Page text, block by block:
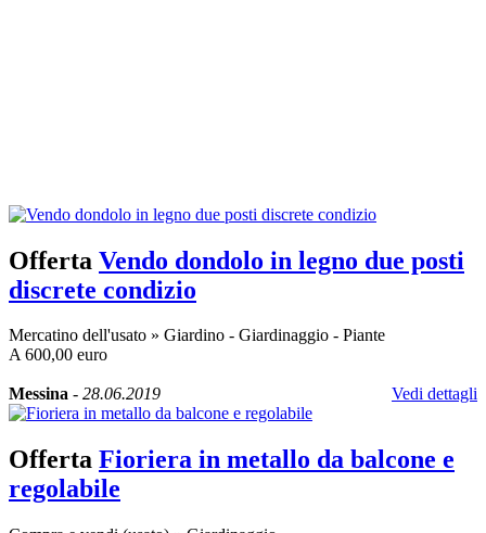
Offerta Vendo dondolo in legno due posti
discrete condizio
Mercatino dell'usato » Giardino - Giardinaggio - Piante
A 600,00 euro
Messina - 28.06.2019 Vedi dettagli
Offerta Fioriera in metallo da balcone e
regolabile